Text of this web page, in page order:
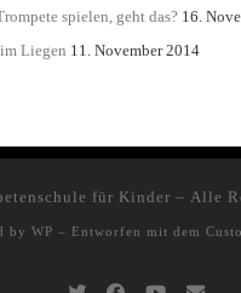
spielen, geht das? 16.
Liegen 11. November 2014
für Kinder – Alle
by WP – Entworfen mit dem